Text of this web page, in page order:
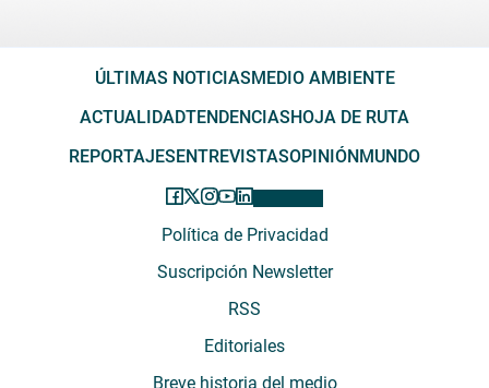
ÚLTIMAS NOTICIASMEDIO AMBIENTE
ACTUALIDADTENDENCIASHOJA DE RUTA
REPORTAJESENTREVISTASOPINIÓNMUNDO
Política de Privacidad
Suscripción Newsletter
RSS
Editoriales
Breve historia del medio